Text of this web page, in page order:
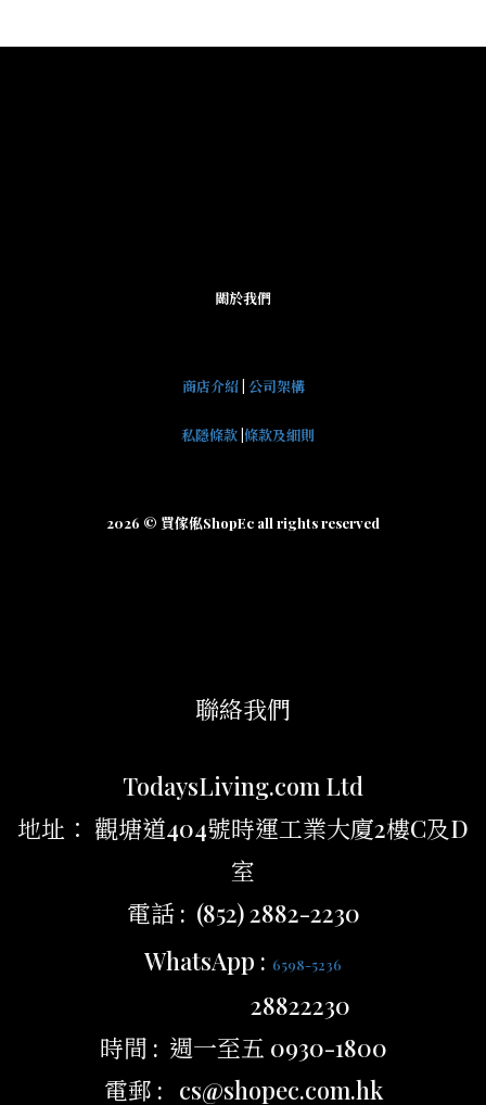
關於我們
商店介紹| 公司架構
私隱條款 條款及細則
2026 © 買傢俬ShopEc all rights reserved
聯絡我們
TodaysLiving.com Ltd
地址： 觀塘道404號時運工業大廈2樓C及D
室
電話 : (852) 2882-2230
WhatsApp : 6598-5236
28822230
時間 : 週一至五 0930-1800
電郵 : cs@shopec.com.hk